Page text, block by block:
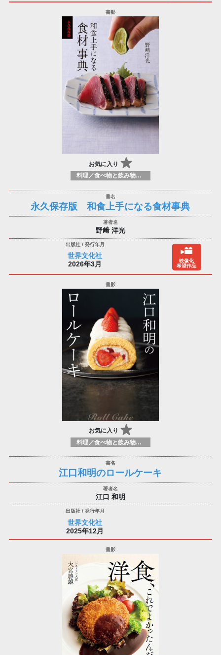
お気に入り
料理／食べ物と飲み物／食に関する記述
永久保存版 和食上手になる食材事典
野﨑 洋光
世界文化社
2026年3月
映像化
希望作品
お気に入り
料理／食べ物と飲み物／食に関する記述
江口和明のロールケーキ
江口 和明
世界文化社
2025年12月